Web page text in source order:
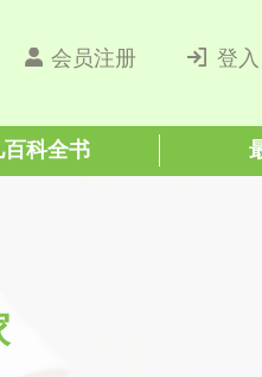
会员注册 登入
科全书